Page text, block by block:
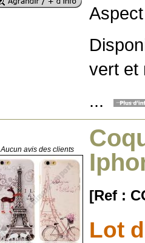
vert et
...
Aucun avis des clients
[Ref :
Lot